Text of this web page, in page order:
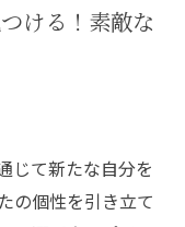
ける！素敵な
じて新たな自分を
の個性を引き立て